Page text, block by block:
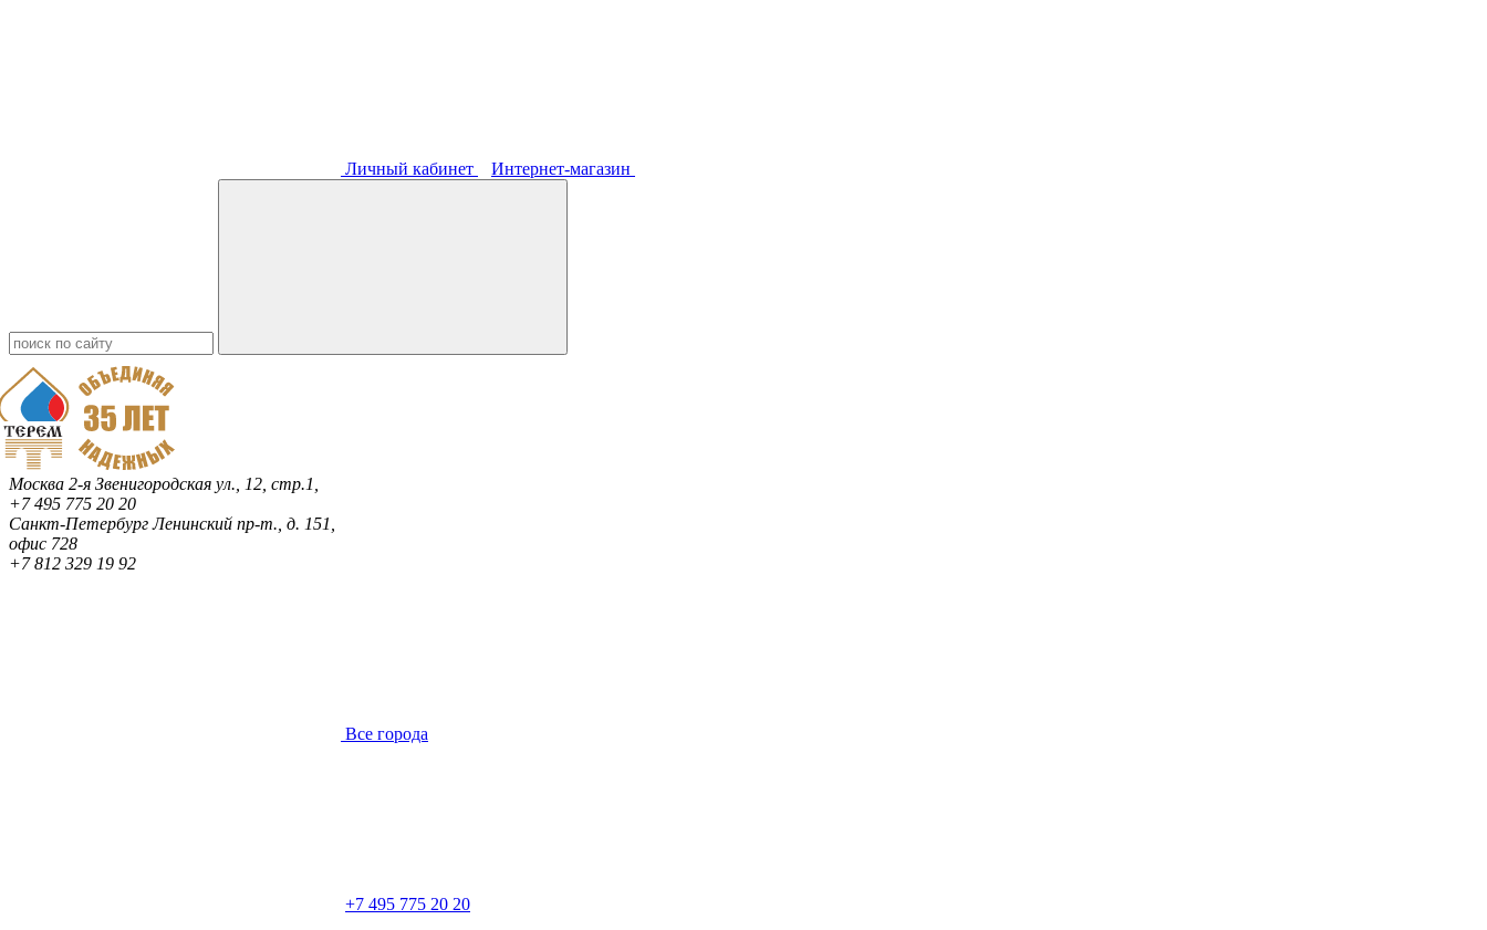
Личный кабинет Интернет-магазин
Москва 2-я Звенигородская ул., 12, стр.1,
+7 495 775 20 20
Санкт-ПетербургЛенинский пр-т., д. 151,
офис 728
+7 812 329 19 92
Все города
+7 495 775 20 20